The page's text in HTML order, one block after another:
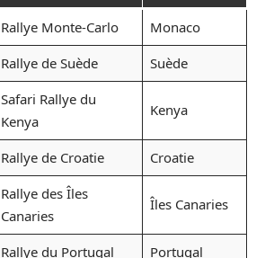
Rallye Monte-Carlo
Monaco
Rallye de Suède Suède
Safari Rallye du
Kenya
Kenya
Rallye de Croatie Croatie
Rallye des Îles
Canaries
Îles Canaries
Rallye du Portugal
Portugal